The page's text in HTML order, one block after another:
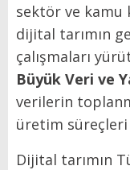
sektör ve kamu
dijital tarımın
çalışmaları
Büyük Veri ve
verilerin
üretim
Dijital tarımın